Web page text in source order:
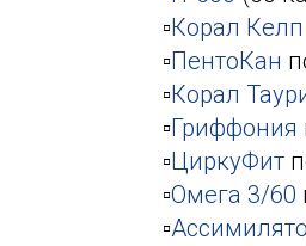
▫️Корал Келп
▫️ПентоКан
▫️Корал
▫️Гриффония
▫️ЦиркуФит
▫️Омега 3/60
▫️